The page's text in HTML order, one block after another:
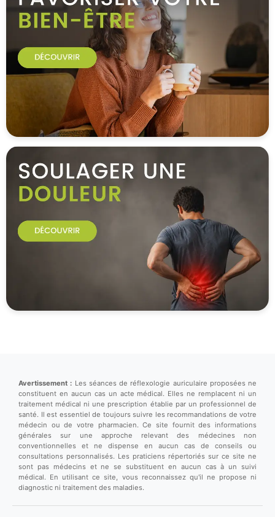
Avertissement : Les séances de réflexologie auriculaire proposées ne
constituent en aucun cas un acte médical. Elles ne remplacent ni un
traitement médical ni une prescription établie par un professionnel de
santé. Il est essentiel de toujours suivre les recommandations de votre
médecin ou de votre pharmacien. Ce site fournit des informations
générales sur une approche relevant des médecines non
conventionnelles et ne dispense en aucun cas de conseils ou
consultations personnalisés. Les praticiens répertoriés sur ce site ne
sont pas médecins et ne se substituent en aucun cas à un suivi
médical. En utilisant ce site, vous reconnaissez qu'il ne propose ni
diagnostic ni traitement des maladies.